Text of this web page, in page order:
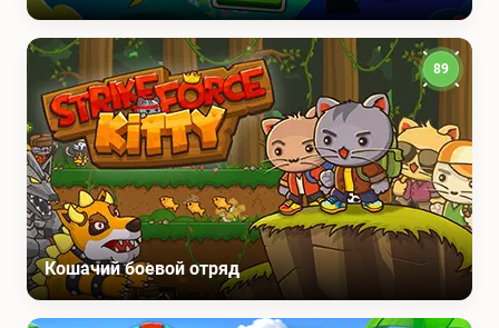
Кошачий боевой отряд
89